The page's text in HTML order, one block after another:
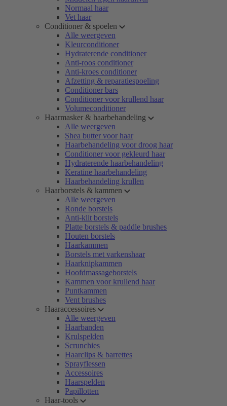
Normaal haar
Vet haar
Conditioner & spoelen
Alle weergeven
Kleurconditioner
Hydraterende conditioner
Anti-roos conditioner
Anti-kroes conditioner
Afzetting & reparatiespoeling
Conditioner bars
Conditioner voor krullend haar
Volumeconditioner
Haarmasker & haarbehandeling
Alle weergeven
Shea butter voor haar
Haarbehandeling voor droog haar
Conditioner voor gekleurd haar
Hydraterende haarbehandeling
Keratine haarbehandeling
Haarbehandeling krullen
Haarborstels & kammen
Alle weergeven
Ronde borstels
Anti-klit borstels
Platte borstels & paddle brushes
Houten borstels
Haarkammen
Borstels met varkenshaar
Haarknipkammen
Hoofdmassageborstels
Kammen voor krullend haar
Puntkammen
Vent brushes
Haaraccessoires
Alle weergeven
Haarbanden
Krulspelden
Scrunchies
Haarclips & barrettes
Sprayflessen
Accessoires
Haarspelden
Papillotten
Haar-tools